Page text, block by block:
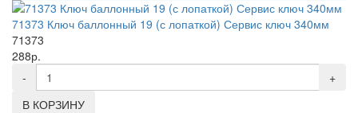
71373 Ключ баллонный 19 (с лопаткой) Сервис ключ 340мм
71373
288р.
-
+
В КОРЗИНУ